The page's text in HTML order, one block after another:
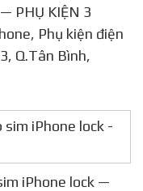
Phụ kiện điện
Q.Tân Bình,
iPhone lock —